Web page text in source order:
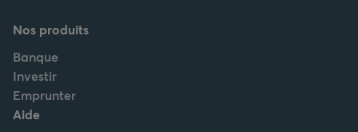
Nos produits
Banque
Investir
Emprunter
Aide